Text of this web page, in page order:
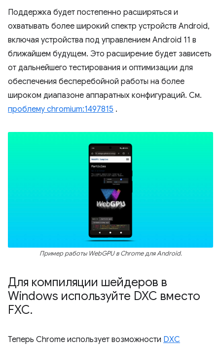
Поддержка будет постепенно расширяться и
охватывать более широкий спектр устройств Android,
включая устройства под управлением Android 11 в
ближайшем будущем. Это расширение будет зависеть
от дальнейшего тестирования и оптимизации для
обеспечения бесперебойной работы на более
широком диапазоне аппаратных конфигураций. См.
проблему chromium:1497815 .
Пример работы WebGPU в Chrome для Android.
Для компиляции шейдеров в
Windows используйте DXC вместо
FXC.
Теперь Chrome использует возможности DXC